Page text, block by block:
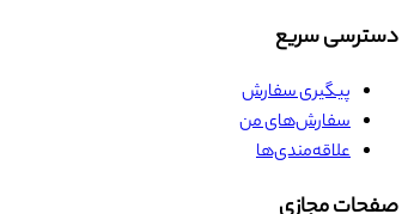
دسترسی سریع
پیگیری سفارش
سفارش‌های من
علاقه‌مندی‌ها